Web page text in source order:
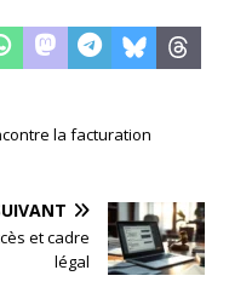
la facturation
et cadre
légal